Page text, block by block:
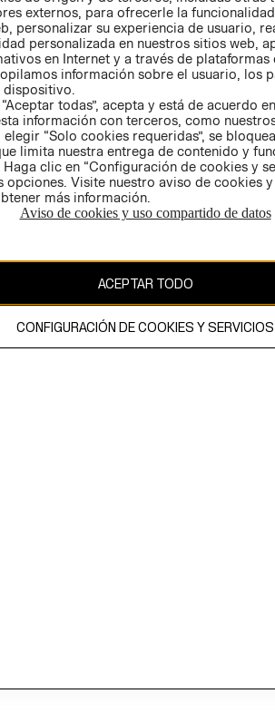
QUEJAS Y
RECLAMOS
& Mauritz AB.
externos, para ofrecerle la
personalizar su experiencia de usuario,
personalizada en nuestros sitios web,
en Internet y a través de plataformas
información sobre el usuario, los
dispositivo.
todas”, acepta y está de acuerdo
información con terceros, como
“Solo cookies requeridas”, se
limita nuestra entrega de contenido y
Haga clic en “Configuración de cookies y
opciones. Visite nuestro aviso de cookies
más información.
Aviso de cookies y uso compartido de datos
ACEPTAR TODO
CONFIGURACIÓN DE COOKIES Y SERVICIOS